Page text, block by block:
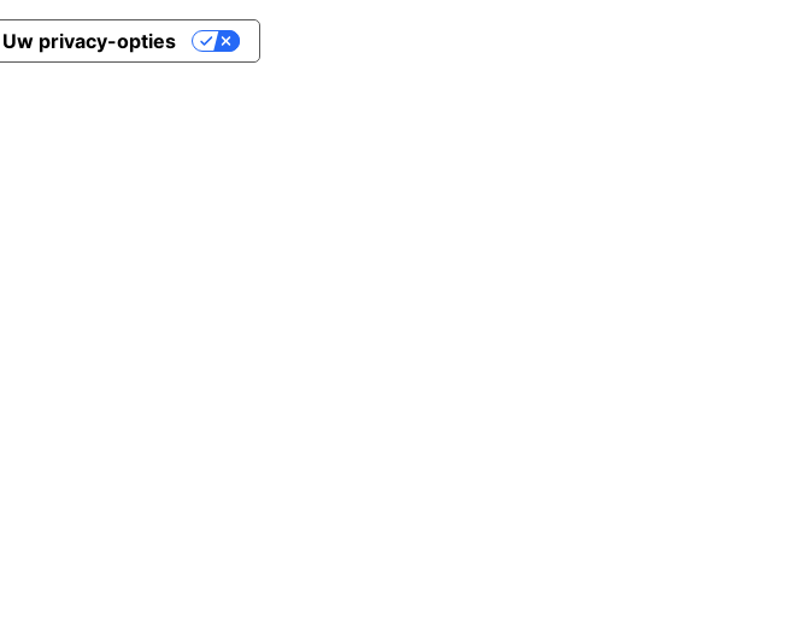
Uw privacy-opties